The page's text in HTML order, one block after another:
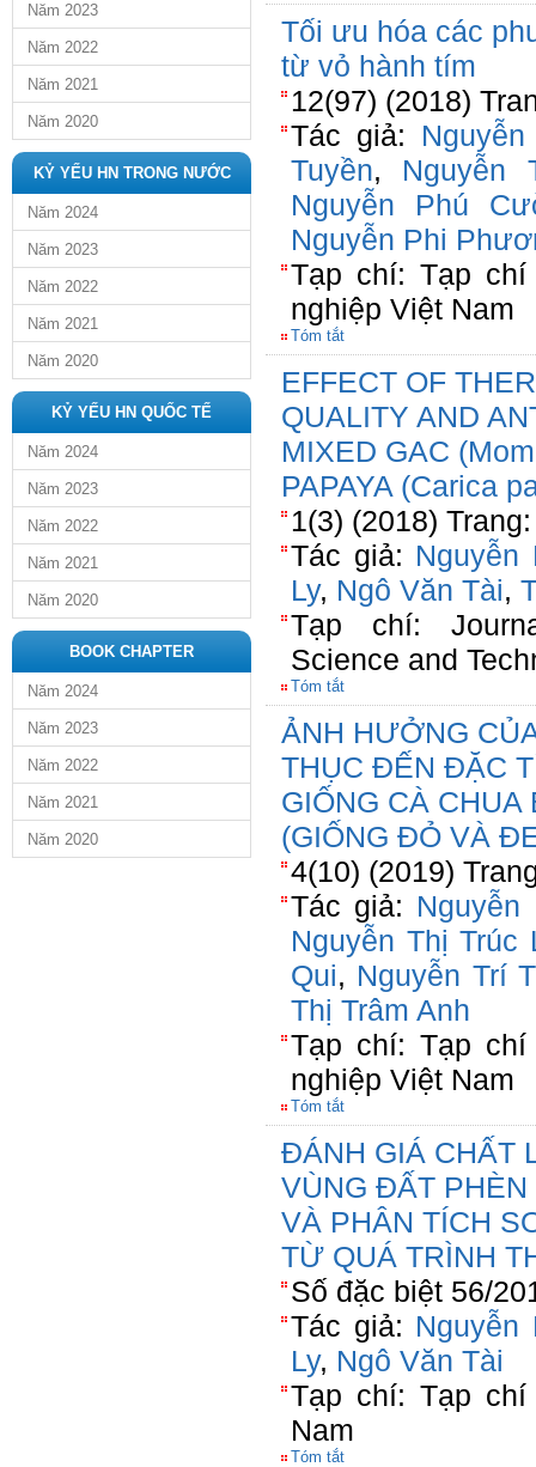
Năm 2023
Năm 2022
Năm 2021
Năm 2020
KỶ YẾU HN TRONG NƯỚC
Năm 2024
Năm 2023
Năm 2022
Năm 2021
Năm 2020
KỶ YẾU HN QUỐC TẾ
Năm 2024
Năm 2023
Năm 2022
Năm 2021
Năm 2020
BOOK CHAPTER
Năm 2024
Năm 2023
Năm 2022
Năm 2021
Năm 2020
Tối ưu hóa các
từ vỏ hành tím
12(97) (2018)
Tác giả:
Tuyền, Nguyễn
Nguyễn Phú
Nguyễn Phi
Tạp chí: Tạp chí
nghiệp Việt Nam
Tóm tắt
EFFECT OF
QUALITY AND
MIXED GAC
PAPAYA (Carica
1(3) (2018)
Tác giả: Nguyễn
Ly, Ngô Văn Tài,
Tạp chí:
Science and
Tóm tắt
ẢNH HƯỞNG
THỤC ĐẾN ĐẶC
GIỐNG CÀ
(GIỐNG ĐỎ VÀ
4(10) (2019)
Tác giả: Nguyễn
Nguyễn Thị Trúc
Qui, Nguyễn Trí
Thị Trâm Anh
Tạp chí: Tạp chí
nghiệp Việt Nam
Tóm tắt
ĐÁNH GIÁ CHẤT
VÙNG ĐẤT PHÈN
VÀ PHÂN TÍCH
TỪ QUÁ TRÌNH
Số đặc biệt 56/
Tác giả: Nguyễn
Ly, Ngô Văn Tài
Tạp chí: Tạp
Nam
Tóm tắt